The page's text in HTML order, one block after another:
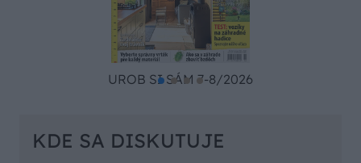
UROB SI SÁM 7-8/2026
KDE SA DISKUTUJE